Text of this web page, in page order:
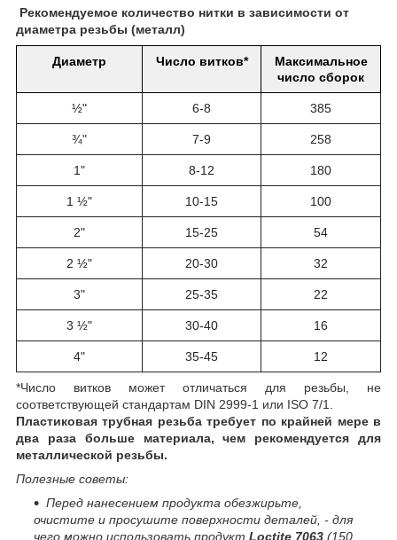
Рекомендуемое количество нитки в зависимости от
диаметра резьбы (металл)
Диаметр Число витков*
Максимальное
число сборок
½" 6-8 385
¾" 7-9 258
1" 8-12 180
1 ½" 10-15 100
2" 15-25 54
2 ½" 20-30 32
3" 25-35 22
3 ½" 30-40 16
4" 35-45 12
*Число витков может отличаться для резьбы, не
соответствующей стандартам DIN 2999-1 или ISO 7/1.
Пластиковая трубная резьба требует по крайней мере в
два раза больше материала, чем рекомендуется для
металлической резьбы.
Полезные советы:
Перед нанесением продукта обезжирьте,
очистите и просушите поверхности деталей, - для
чего можно использовать продукт Loctite 7063 (150